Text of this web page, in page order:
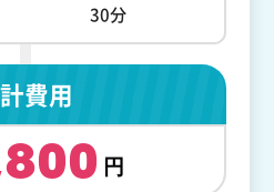
30分
費用